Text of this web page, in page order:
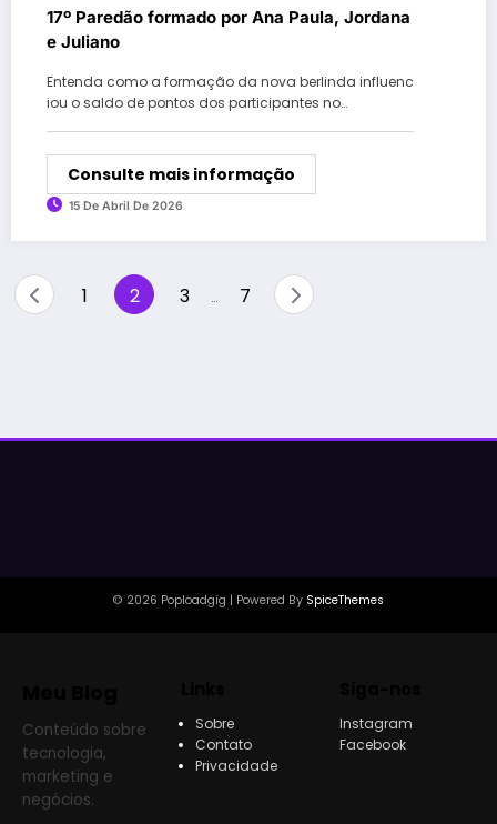
17º Paredão formado por Ana Paula, Jordana
e Juliano
Entenda como a formação da nova berlinda influenc
iou o saldo de pontos dos participantes no…
Consulte mais informação
15 De Abril De 2026
Paginação
1 2 3 … 7
© 2026 Poploadgig | Powered By SpiceThemes
Conteúdo sobre
tecnologia,
marketing e
negócios.
Sobre
Contato
Privacidade
Instagram
Facebook